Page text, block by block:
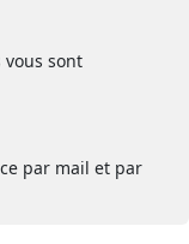
vous sont
par mail et par